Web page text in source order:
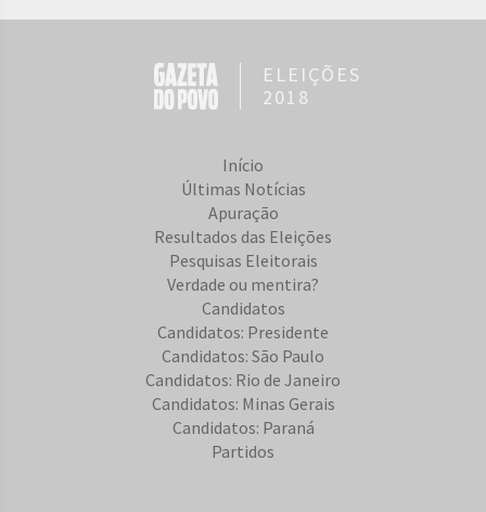
ELEIÇÕES
2018
Início
Últimas Notícias
Apuração
Resultados das Eleições
Pesquisas Eleitorais
Verdade ou mentira?
Candidatos
Candidatos: Presidente
Candidatos: São Paulo
Candidatos: Rio de Janeiro
Candidatos: Minas Gerais
Candidatos: Paraná
Partidos